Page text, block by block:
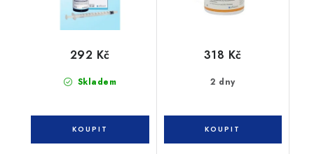
Skladem
292 Kč
2 dny
318 Kč